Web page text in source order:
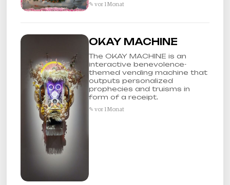
✎ vor 1 Monat
OKAY MACHINE
The OKAY MACHINE is an
interactive benevolence-
themed vending machine that
outputs personalized
prophecies and truisms in
form of a receipt.
✎ vor 1 Monat